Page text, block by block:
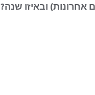
ובאיזו שנה?